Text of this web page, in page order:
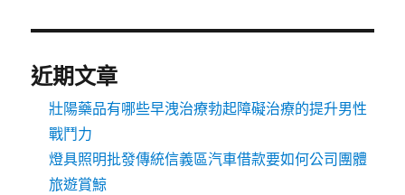
近期文章
壯陽藥品有哪些早洩治療勃起障礙治療的提升男性
戰鬥力
燈具照明批發傳統信義區汽車借款要如何公司團體
旅遊賞鯨